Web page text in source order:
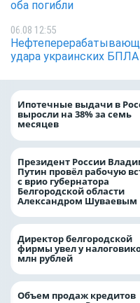
оба погибли
06.08 12:55
удара украинских БПЛА
Ипотечные выдачи в
выросли на 38% за семь
месяцев
Президент России
Путин провёл рабочую
с врио губернатора
Белгородской области
Александром Шуваевым
Директор белгородской
фирмы увел у
млн рублей
Объем продаж кредитов